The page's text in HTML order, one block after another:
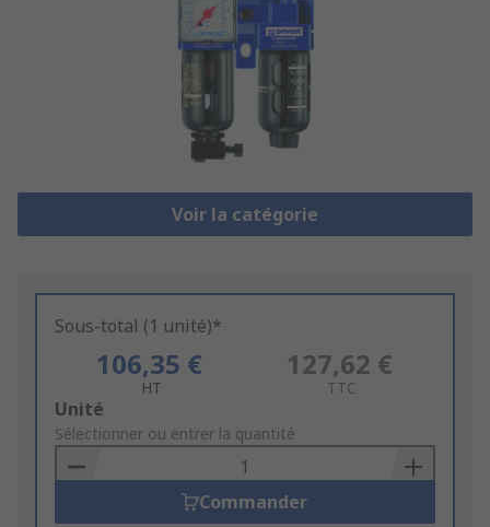
Voir la catégorie
Sous-total (1 unité)*
106,35 €
HT
127,62 €
TTC
Add
to
Basket
Unité
Sélectionner ou entrer la quantité
Commander